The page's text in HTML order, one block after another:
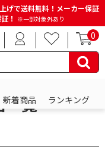
げで送料無料！メーカー保証
！ ※一部対象外あり
0
新着商品 ランキング
・健康家電
一覧